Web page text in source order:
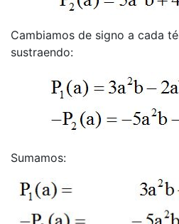
Cambiamos de signo a cada
sustraendo:
Sumamos: